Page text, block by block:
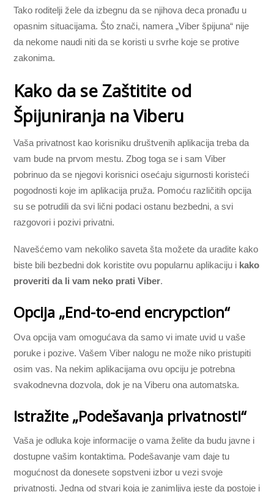
Tako roditelji žele da izbegnu da se njihova deca pronađu u
opasnim situacijama. Što znači, namera „Viber špijuna“ nije
da nekome naudi niti da se koristi u svrhe koje se protive
zakonima.
Kako da se Zaštitite od
Špijuniranja na Viberu
Vaša privatnost kao korisniku društvenih aplikacija treba da
vam bude na prvom mestu. Zbog toga se i sam Viber
pobrinuo da se njegovi korisnici osećaju sigurnosti koristeći
pogodnosti koje im aplikacija pruža. Pomoću različitih opcija
su se potrudili da svi lični podaci ostanu bezbedni, a svi
razgovori i pozivi privatni.
Navešćemo vam nekoliko saveta šta možete da uradite kako
biste bili bezbedni dok koristite ovu popularnu aplikaciju i kako
proveriti da li vam neko prati Viber.
Opcija „End-to-end encrypction“
Ova opcija vam omogućava da samo vi imate uvid u vaše
poruke i pozive. Vašem Viber nalogu ne može niko pristupiti
osim vas. Na nekim aplikacijama ovu opciju je potrebna
svakodnevna dozvola, dok je na Viberu ona automatska.
Istražite „Podešavanja privatnosti“
Vaša je odluka koje informacije o vama želite da budu javne i
dostupne vašim kontaktima. Podešavanje vam daje tu
mogućnost da donesete sopstveni izbor u vezi svoje
privatnosti. Jedna od stvari koja je zanimljiva jeste da postoje i